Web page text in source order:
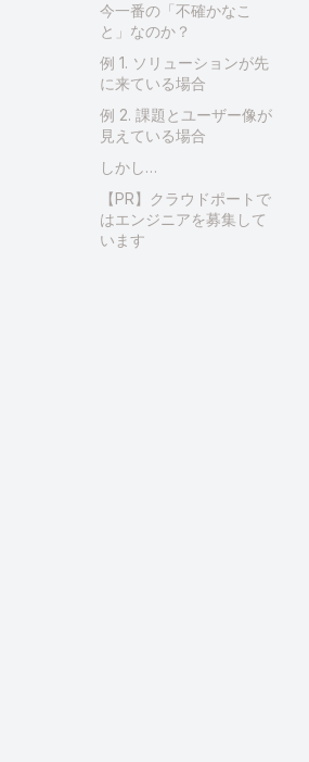
今一番の「不確かなこ
と」なのか？
例 1. ソリューションが先
に来ている場合
例 2. 課題とユーザー像が
見えている場合
しかし…
【PR】クラウドポートで
はエンジニアを募集して
います